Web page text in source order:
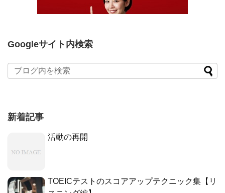
Googleサイト内検索
新着記事
活動の再開
TOEICテストのスコアアップテクニック集【リ